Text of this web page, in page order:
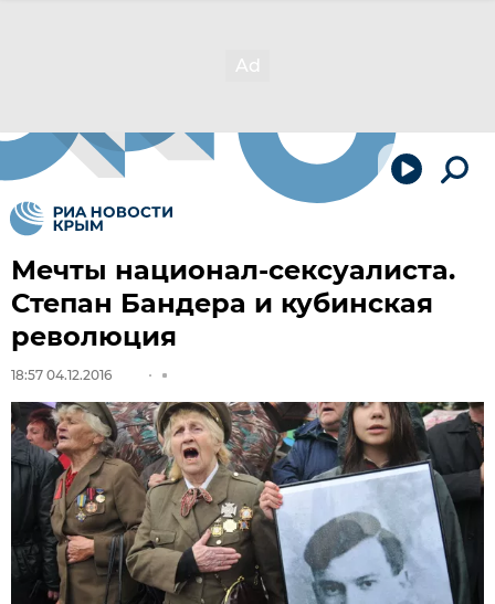
Мечты национал-сексуалиста.
Степан Бандера и кубинская
революция
18:57 04.12.2016